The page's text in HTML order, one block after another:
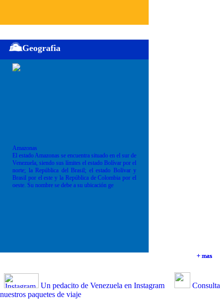
+ mas
+ mas
+ mas
Geografia
Amazonas
El estado Amazonas se encuentra situado en el sur de
Venezuela, siendo sus límites el estado Bolívar por el
norte; la República del Brasil; el estado Bolívar y
Brasil por el este y la República de Colombia por el
oeste. Su nombre se debe a su ubicación ge
+ mas
Un pedacito de Venezuela en Instagram
Consulta
nuestros paquetes de viaje